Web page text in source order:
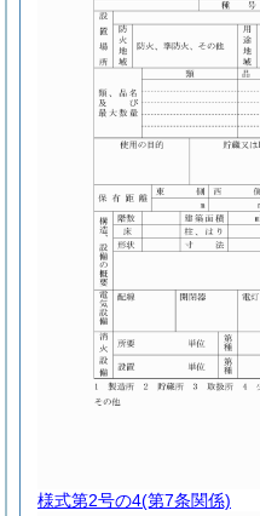
様式第2号の4(第7条関係)